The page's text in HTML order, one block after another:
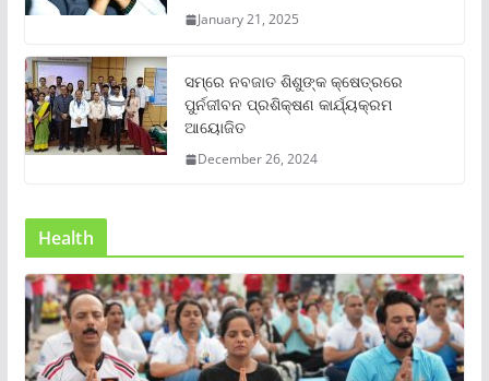
January 21, 2025
ସମ୍‌ରେ ନବଜାତ ଶିଶୁଙ୍କ କ୍ଷେତ୍ରରେ
ପୁର୍ନଜୀବନ ପ୍ରଶିକ୍ଷଣ କାର୍ଯ୍ୟକ୍ରମ
ଆୟୋଜିତ
December 26, 2024
Health